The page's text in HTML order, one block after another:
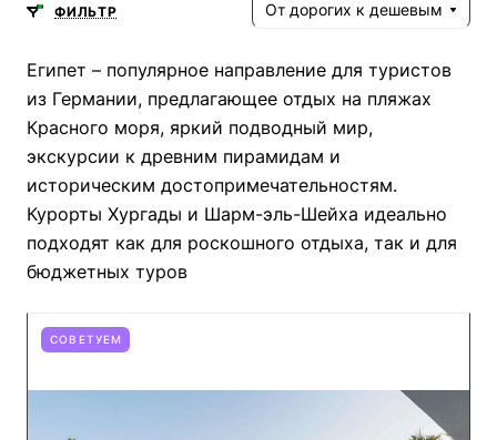
ФИЛЬТР От дорогих к дешевым
Египет – популярное направление для туристов
из Германии, предлагающее отдых на пляжах
Красного моря, яркий подводный мир,
экскурсии к древним пирамидам и
историческим достопримечательностям.
Курорты Хургады и Шарм-эль-Шейха идеально
подходят как для роскошного отдыха, так и для
бюджетных туров
СОВЕТУЕМ